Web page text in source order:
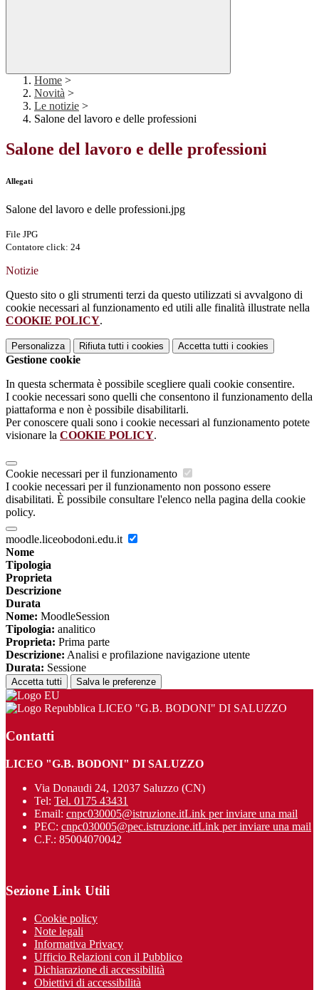
Home >
Novità >
Le notizie >
Salone del lavoro e delle professioni
Salone del lavoro e delle professioni
Allegati
Salone del lavoro e delle professioni.jpg
File JPG
Contatore click: 24
Notizie
Questo sito o gli strumenti terzi da questo utilizzati si avvalgono di
cookie necessari al funzionamento ed utili alle finalità illustrate nella
COOKIE POLICY.
Personalizza Rifiuta tutti i cookies Accetta tutti i cookies
Gestione cookie
In questa schermata è possibile scegliere quali cookie consentire.
I cookie necessari sono quelli che consentono il funzionamento della
piattaforma e non è possibile disabilitarli.
Per conoscere quali sono i cookie necessari al funzionamento potete
visionare la COOKIE POLICY.
Cookie necessari per il funzionamento
I cookie necessari per il funzionamento non possono essere
disabilitati. È possibile consultare l'elenco nella pagina della cookie
policy.
moodle.liceobodoni.edu.it
Nome
Tipologia
Proprieta
Descrizione
Durata
Nome: MoodleSession
Tipologia: analitico
Proprieta: Prima parte
Descrizione: Analisi e profilazione navigazione utente
Durata: Sessione
Accetta tutti Salva le preferenze
LICEO "G.B. BODONI" DI SALUZZO
Contatti
LICEO "G.B. BODONI" DI SALUZZO
Via Donaudi 24, 12037 Saluzzo (CN)
Tel: Tel. 0175 43431
Email: cnpc030005@istruzione.itLink per inviare una mail
PEC: cnpc030005@pec.istruzione.itLink per inviare una mail
C.F.: 85004070042
Sezione Link Utili
Cookie policy
Note legali
Informativa Privacy
Ufficio Relazioni con il Pubblico
Dichiarazione di accessibilità
Obiettivi di accessibilità